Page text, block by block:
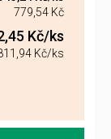
779,54 Kč
Kč/ks
Kč/ks